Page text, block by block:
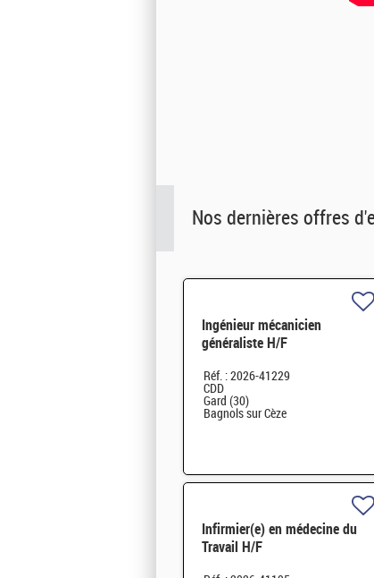
Nos dernières offres
Ingénieur mécanicien
généraliste H/F
Réf. : 2026-41229
CDD
Gard (30)
Bagnols sur Cèze
Infirmier(e) en médecine du
Travail H/F